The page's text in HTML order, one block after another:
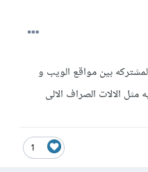
بين مواقع الويب و
مثل الالات الصراف الالى
1